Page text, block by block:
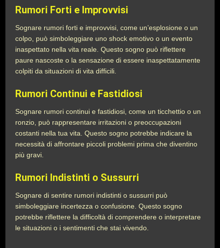
Rumori Forti e Improvvisi
Sognare rumori forti e improvvisi, come un’esplosione o un
colpo, può simboleggiare uno shock emotivo o un evento
inaspettato nella vita reale. Questo sogno può riflettere
paure nascoste o la sensazione di essere inaspettatamente
colpiti da situazioni di vita difficili.
Rumori Continui e Fastidiosi
Sognare rumori continui e fastidiosi, come un ticchettio o un
ronzio, può rappresentare irritazioni o preoccupazioni
costanti nella tua vita. Questo sogno potrebbe indicare la
necessità di affrontare piccoli problemi prima che diventino
più gravi.
Rumori Indistinti o Sussurri
Sognare di sentire rumori indistinti o sussurri può
simboleggiare incertezza o confusione. Questo sogno
potrebbe riflettere la difficoltà di comprendere o interpretare
le situazioni o i sentimenti che stai vivendo.